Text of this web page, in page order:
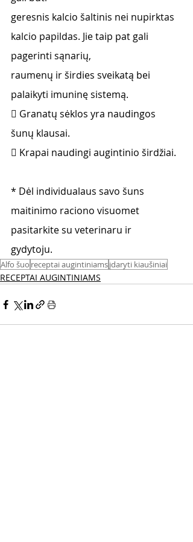
geresnis kalcio šaltinis nei nupirktas
kalcio papildas. Jie taip pat gali
pagerinti sąnarių,
raumenų ir širdies sveikatą bei
palaikyti imuninę sistemą.
 Granatų sėklos yra naudingos
šunų klausai.
 Krapai naudingi augintinio širdžiai.
* Dėl individualaus savo šuns
maitinimo raciono visuomet
pasitarkite su veterinaru ir
gydytoju.
Alfo šuo receptai augintiniamsįdaryti kiaušiniai
RECEPTAI AUGINTINIAMS